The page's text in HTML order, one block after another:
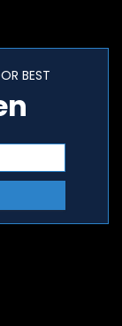
BEST